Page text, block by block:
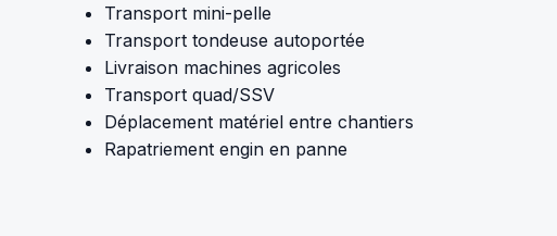
Transport mini-pelle
Transport tondeuse autoportée
Livraison machines agricoles
Transport quad/SSV
Déplacement matériel entre chantiers
Rapatriement engin en panne